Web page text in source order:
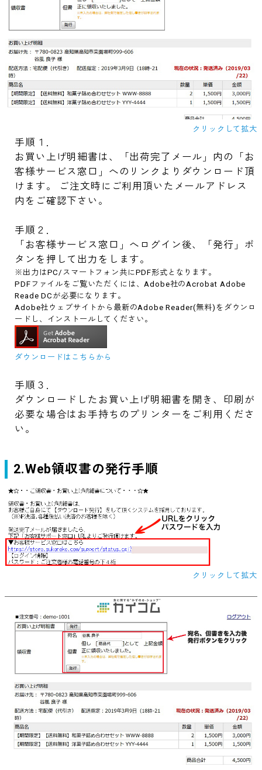
クリックして拡大
手順１．
お買い上げ明細書は、「出荷完了メール」内の「お
客様サービス窓口」へのリンクよりダウンロード頂
けます。 ご注文時にご利用頂いたメールアドレス
内をご確認下さい。
手順２．
「お客様サービス窓口」へログイン後、「発行」ボ
タンを押して出力をします。
※出力はPC/スマートフォン共にPDF形式となります。
PDFファイルをご覧いただくには、Adobe社のAcrobat Adobe
Reade DCが必要になります。
Adobe社ウェブサイトから最新のAdobe Reader(無料)をダウンロ
ードし、インストールしてください。
ダウンロードはこちらから
手順３．
ダウンロードしたお買い上げ明細書を開き、印刷が
必要な場合はお手持ちのプリンターをご利用くださ
い。
2.Web領収書の発行手順
クリックして拡大